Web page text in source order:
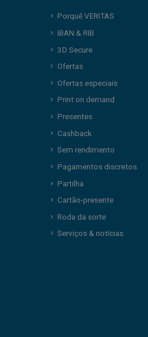
Porquê VERITAS
IBAN & RIB
3D Secure
Ofertas
Ofertas especiais
Print on demand
Presentes
Cashback
Sem rendimento
Pagamentos discretos
Partilha
Cartão-presente
Roda da sorte
Serviços & notícias